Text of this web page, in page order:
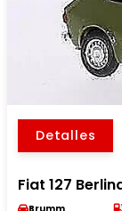
Detalles
Fiat 127